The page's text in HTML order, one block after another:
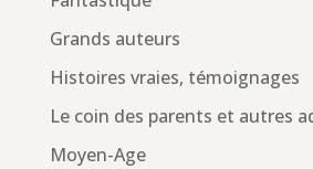
Grands auteurs
Histoires vraies, témoignages
Le coin des parents et autres
Moyen-Age